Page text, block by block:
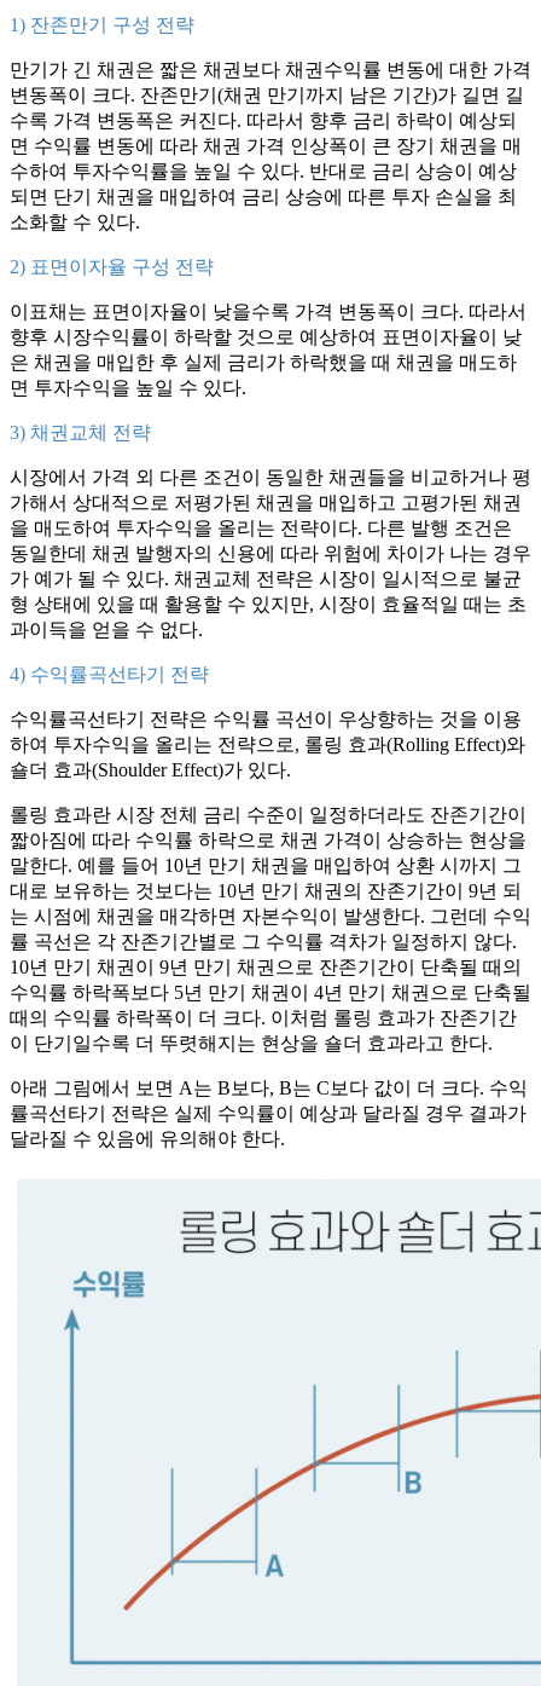
1) 잔존만기 구성 전략
만기가 긴 채권은 짧은 채권보다 채권수익률 변동에 대한 가격
변동폭이 크다. 잔존만기(채권 만기까지 남은 기간)가 길면 길
수록 가격 변동폭은 커진다. 따라서 향후 금리 하락이 예상되
면 수익률 변동에 따라 채권 가격 인상폭이 큰 장기 채권을 매
수하여 투자수익률을 높일 수 있다. 반대로 금리 상승이 예상
되면 단기 채권을 매입하여 금리 상승에 따른 투자 손실을 최
소화할 수 있다.
2) 표면이자율 구성 전략
이표채는 표면이자율이 낮을수록 가격 변동폭이 크다. 따라서
향후 시장수익률이 하락할 것으로 예상하여 표면이자율이 낮
은 채권을 매입한 후 실제 금리가 하락했을 때 채권을 매도하
면 투자수익을 높일 수 있다.
3) 채권교체 전략
시장에서 가격 외 다른 조건이 동일한 채권들을 비교하거나 평
가해서 상대적으로 저평가된 채권을 매입하고 고평가된 채권
을 매도하여 투자수익을 올리는 전략이다. 다른 발행 조건은
동일한데 채권 발행자의 신용에 따라 위험에 차이가 나는 경우
가 예가 될 수 있다. 채권교체 전략은 시장이 일시적으로 불균
형 상태에 있을 때 활용할 수 있지만, 시장이 효율적일 때는 초
과이득을 얻을 수 없다.
4) 수익률곡선타기 전략
수익률곡선타기 전략은 수익률 곡선이 우상향하는 것을 이용
하여 투자수익을 올리는 전략으로, 롤링 효과(Rolling Effect)와
숄더 효과(Shoulder Effect)가 있다.
롤링 효과란 시장 전체 금리 수준이 일정하더라도 잔존기간이
짧아짐에 따라 수익률 하락으로 채권 가격이 상승하는 현상을
말한다. 예를 들어 10년 만기 채권을 매입하여 상환 시까지 그
대로 보유하는 것보다는 10년 만기 채권의 잔존기간이 9년 되
는 시점에 채권을 매각하면 자본수익이 발생한다. 그런데 수익
률 곡선은 각 잔존기간별로 그 수익률 격차가 일정하지 않다.
10년 만기 채권이 9년 만기 채권으로 잔존기간이 단축될 때의
수익률 하락폭보다 5년 만기 채권이 4년 만기 채권으로 단축될
때의 수익률 하락폭이 더 크다. 이처럼 롤링 효과가 잔존기간
이 단기일수록 더 뚜렷해지는 현상을 숄더 효과라고 한다.
아래 그림에서 보면 A는 B보다, B는 C보다 값이 더 크다. 수익
률곡선타기 전략은 실제 수익률이 예상과 달라질 경우 결과가
달라질 수 있음에 유의해야 한다.